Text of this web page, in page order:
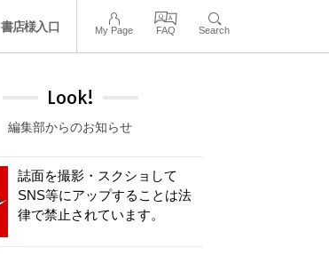
書店様入口 My Page FAQ Search
Look!
編集部からのお知らせ
誌面を撮影・スクショして
SNS等にアップすることは法
律で禁止されています。